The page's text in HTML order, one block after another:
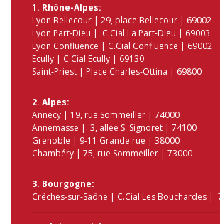
1. Rhône-Alpes:
Lyon Bellecour | 29, place Bellecour | 69002
Lyon Part-Dieu | C.Cial La Part-Dieu | 69003
Lyon Confluence | C.Cial Confluence | 69002
Ecully | C.Cial Ecully | 69130
Saint-Priest | Place Charles-Ottina | 69800
2. Alpes:
Annecy | 19, rue Sommeiller | 74000
Annemasse | 3, allée S. Signoret | 74100
Grenoble | 9-11 Grande rue | 38000
Chambéry | 75, rue Sommeiller | 73000
3. Bourgogne:
Crêches-sur-Saône | C.Cial Les Bouchardes |